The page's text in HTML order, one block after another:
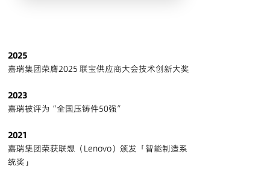
2025
嘉瑞集团荣膺2025 联宝供应商大会技术创新大奖
2023
嘉瑞被评为“全国压铸件50强”
2021
嘉瑞集团荣获联想（Lenovo）颁发「智能制造系
统奖」